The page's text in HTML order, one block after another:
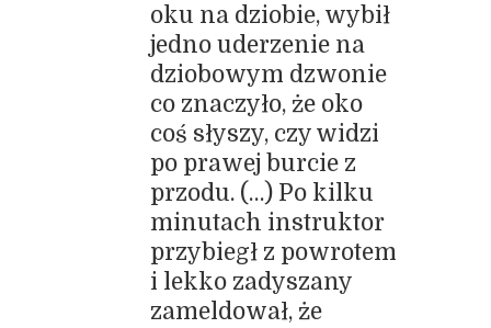
oku na dziobie, wybił
jedno uderzenie na
dziobowym dzwonie
co znaczyło, że oko
coś słyszy, czy widzi
po prawej burcie z
przodu. (…) Po kilku
minutach instruktor
przybiegł z powrotem
i lekko zadyszany
zameldował, że